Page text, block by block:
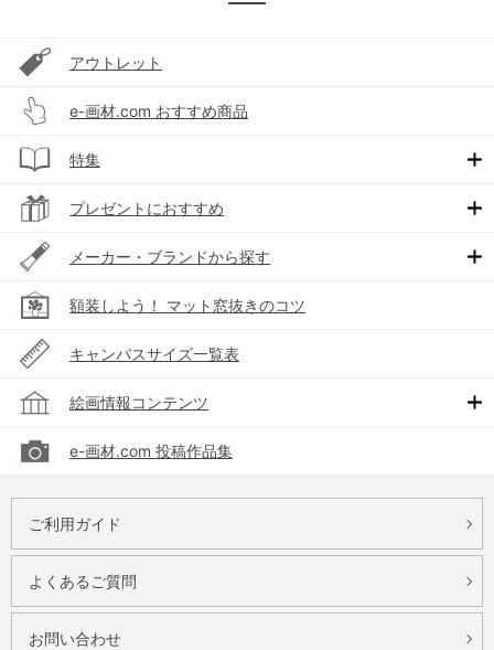
アウトレット
e-画材.com おすすめ商品
特集
プレゼントにおすすめ
メーカー・ブランドから探す
額装しよう！ マット窓抜きのコツ
キャンバスサイズ一覧表
絵画情報コンテンツ
e-画材.com 投稿作品集
ご利用ガイド
よくあるご質問
お問い合わせ